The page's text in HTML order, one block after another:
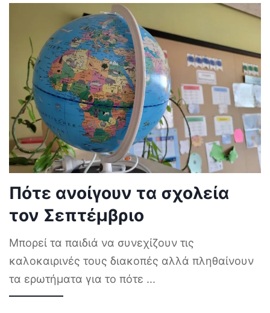
Πότε ανοίγουν τα σχολεία
τον Σεπτέμβριο
Μπορεί τα παιδιά να συνεχίζουν τις
καλοκαιρινές τους διακοπές αλλά πληθαίνουν
τα ερωτήματα για το πότε ...